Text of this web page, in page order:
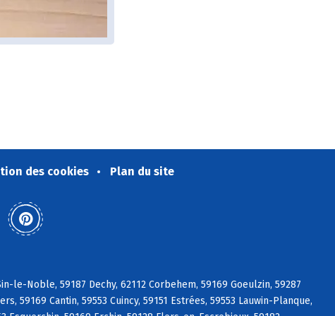
des cookies Plan du site
le-Noble, 59187 Dechy, 62112 Corbehem, 59169 Goeulzin, 59287
59169 Cantin, 59553 Cuincy, 59151 Estrées, 59553 Lauwin-Planque,